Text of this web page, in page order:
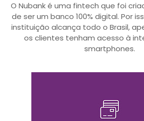
O Nubank é uma fintech que foi
de ser um banco 100% digital. Por
instituição alcança todo o Brasil,
os clientes tenham acesso à
smartphones.